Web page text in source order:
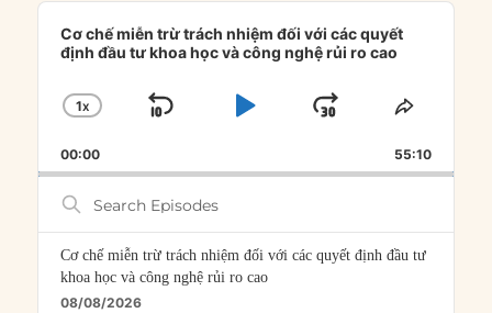
Audio
Player
Cơ chế miễn trừ trách nhiệm đối với các quyết
định đầu tư khoa học và công nghệ rủi ro cao
CHANGE
RATE
1X
SKIP
PLAYJUMP
FORWARD
SHARE
00:00 55:10
Search
Episodes
Cơ chế miễn trừ trách nhiệm đối với các quyết định đầu tư
khoa học và công nghệ rủi ro cao
08/08/2026